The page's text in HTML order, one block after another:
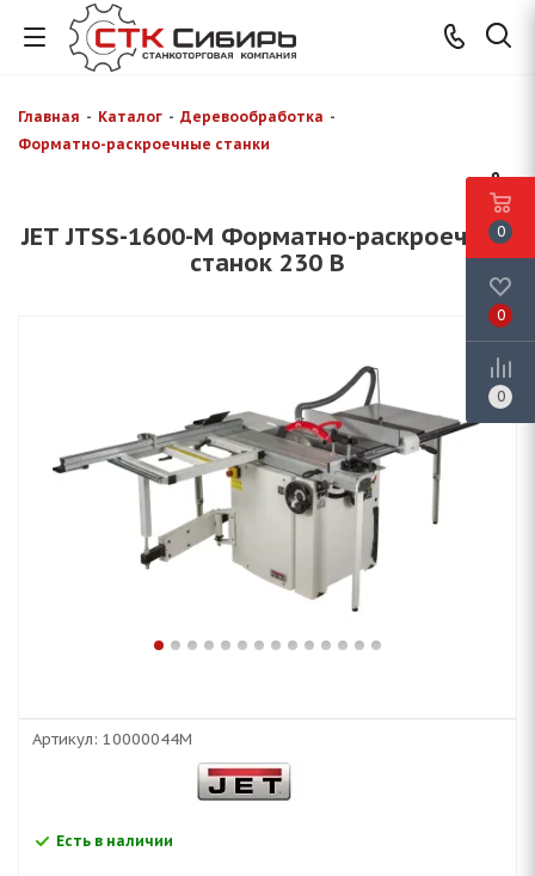
Главная - Каталог - Деревообработка -
Форматно-раскроечные станки
JET JTSS-1600-M Форматно-раскроечный
станок 230 В
Артикул: 10000044M
Есть в наличии
0
0
0